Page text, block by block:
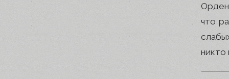
что
никто